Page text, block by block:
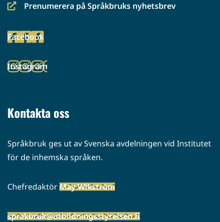
Prenumerera på Språkbruks nyhetsbrev
(siirryt
palveluun)
Facebook
(siirryt
palveluun)
Instagram
(siirryt
Kontakta oss
Språkbruk ges ut av Svenska avdelningen vid Institutet
för de inhemska språken.
ChefredaktörMay Wikström
sprakbruk@utbildningsstyrelsen.fi